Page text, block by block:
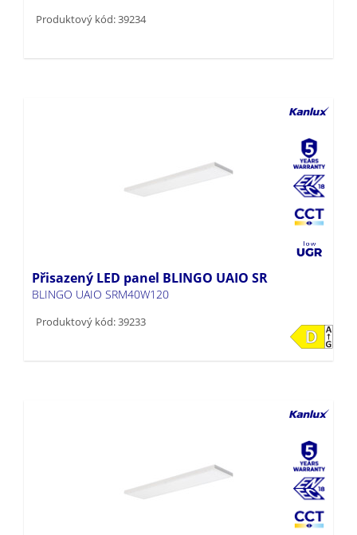
Produktový kód: 39234
Přisazený LED panel BLINGO UAIO SR
BLINGO UAIO SRM40W120
Produktový kód: 39233